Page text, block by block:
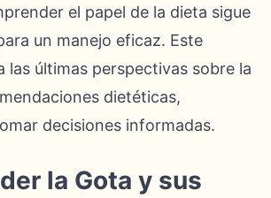
el papel de la dieta sigue
un manejo eficaz. Este
las últimas perspectivas sobre la
dietéticas,
decisiones informadas.
la Gota y sus